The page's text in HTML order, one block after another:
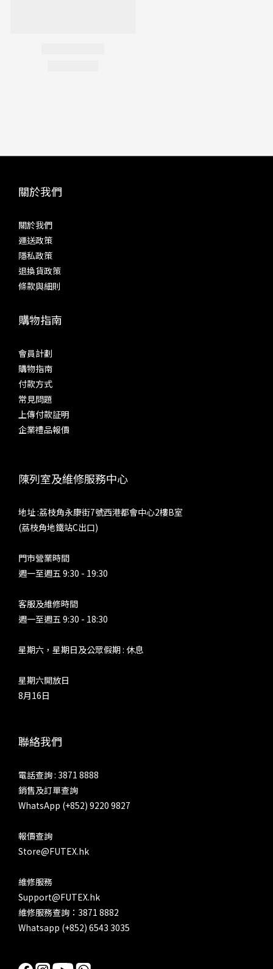
關於我們
關於我們
運送政策
隱私政策
退換貨政策
條款與細則
購物指南
會員計劃
購物指南
付款方式
常見問題
上傳付款証明
企業禮品報價
陳列室及維修服務中心
地址 :荔枝角永康街7號西港都會中心2樓B室
(荔枝角地鐵站C出口)
門市營業時間
週一至週五 9:30 - 19:30
客服及維修時間
週一至週五 9:30 - 18:30
星期六，星期日及公眾假期 : 休息
星期六開放日
8月16日
聯絡我們
電話查詢 : 3871 8888
銷售及訂單查詢
WhatsApp (+852) 9220 9827
報價查詢
Store@FUTEX.hk
維修服務
Support@FUTEX.hk
維修服務查詢：3871 8882
Whatsapp (+852) 6543 3035